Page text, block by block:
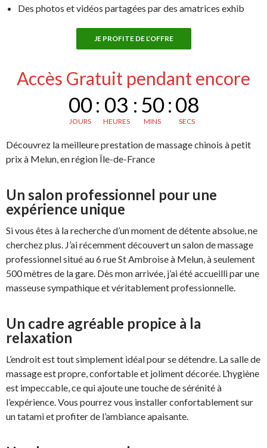
Des photos et vidéos partagées par des amatrices exhib
JE PROFITE DE L’OFFRE
Accès Gratuit pendant encore
00
JOURS
: 03
HEURES
: 50
MINS
:07
SECS
Découvrez la meilleure prestation de massage chinois à petit
prix à Melun, en région Île-de-France
Un salon professionnel pour une
expérience unique
Si vous êtes à la recherche d’un moment de détente absolue, ne
cherchez plus. J’ai récemment découvert un salon de massage
professionnel situé au 6 rue St Ambroise à Melun, à seulement
500 mètres de la gare. Dès mon arrivée, j’ai été accueilli par une
masseuse sympathique et véritablement professionnelle.
Un cadre agréable propice à la
relaxation
L’endroit est tout simplement idéal pour se détendre. La salle de
massage est propre, confortable et joliment décorée. L’hygiène
est impeccable, ce qui ajoute une touche de sérénité à
l’expérience. Vous pourrez vous installer confortablement sur
un tatami et profiter de l’ambiance apaisante.